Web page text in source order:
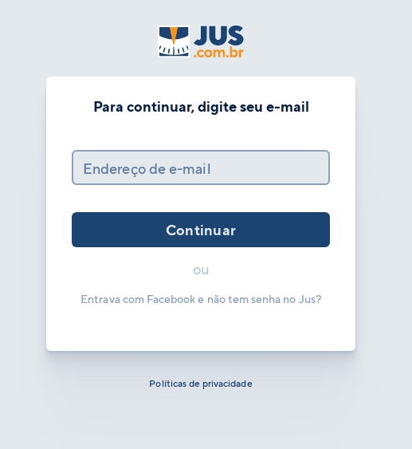
Para continuar, digite seu e-mail
Endereço de e-mail
Continuar
ou
Entrava com Facebook e não tem senha no Jus?
Políticas de privacidade